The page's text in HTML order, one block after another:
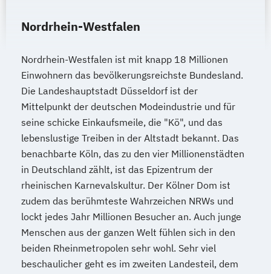
Nordrhein-Westfalen
Nordrhein-Westfalen ist mit knapp 18 Millionen
Einwohnern das bevölkerungsreichste Bundesland.
Die Landeshauptstadt Düsseldorf ist der
Mittelpunkt der deutschen Modeindustrie und für
seine schicke Einkaufsmeile, die "Kö", und das
lebenslustige Treiben in der Altstadt bekannt. Das
benachbarte Köln, das zu den vier Millionenstädten
in Deutschland zählt, ist das Epizentrum der
rheinischen Karnevalskultur. Der Kölner Dom ist
zudem das berühmteste Wahrzeichen NRWs und
lockt jedes Jahr Millionen Besucher an. Auch junge
Menschen aus der ganzen Welt fühlen sich in den
beiden Rheinmetropolen sehr wohl. Sehr viel
beschaulicher geht es im zweiten Landesteil, dem